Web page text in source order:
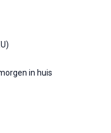
in huis